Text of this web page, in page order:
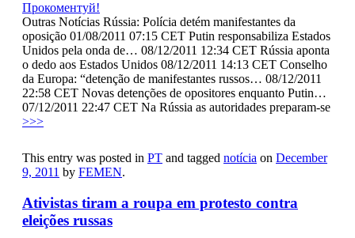
Прокоментуй!
Outras Notícias Rússia: Polícia detém manifestantes da
oposição 01/08/2011 07:15 CET Putin responsabiliza Estados
Unidos pela onda de… 08/12/2011 12:34 CET Rússia aponta
o dedo aos Estados Unidos 08/12/2011 14:13 CET Conselho
da Europa: “detenção de manifestantes russos… 08/12/2011
22:58 CET Novas detenções de opositores enquanto Putin…
07/12/2011 22:47 CET Na Rússia as autoridades preparam-se
>>>
This entry was posted in PT and tagged notícia on December
9, 2011 by FEMEN.
Ativistas tiram a roupa em protesto contra
eleições russas